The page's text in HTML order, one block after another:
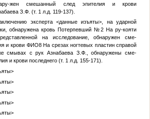
жен смешанный след эпителия и крови
З.Ф. (т. 1 л.д. 119-137).
эксперта <данные изъяты> , на ударной
обнаружена кровь Потерпевший №2 На ру-кояти
на исследование, обнаружен сме-
и крови ФИО8На срезах ногтевых пластин справой
смывах с рук Азнабаева З.Ф., обнаружены сме-
и крови последнего (т. 1 л.д. 155-171).